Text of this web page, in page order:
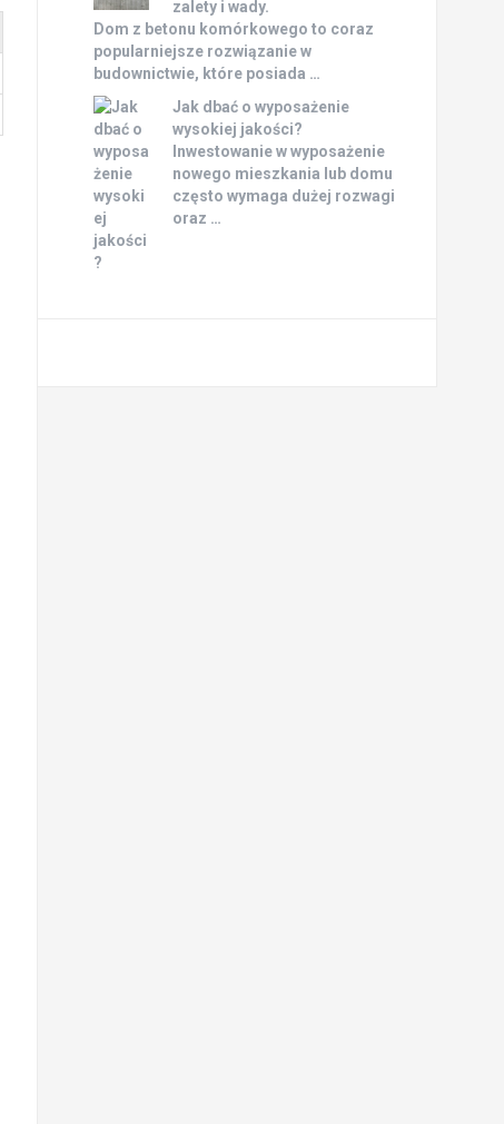
zalety i wady.
Dom z betonu komórkowego to coraz
popularniejsze rozwiązanie w
budownictwie, które posiada …
Jak dbać o wyposażenie
wysokiej jakości?
Inwestowanie w wyposażenie
nowego mieszkania lub domu
często wymaga dużej rozwagi
oraz …